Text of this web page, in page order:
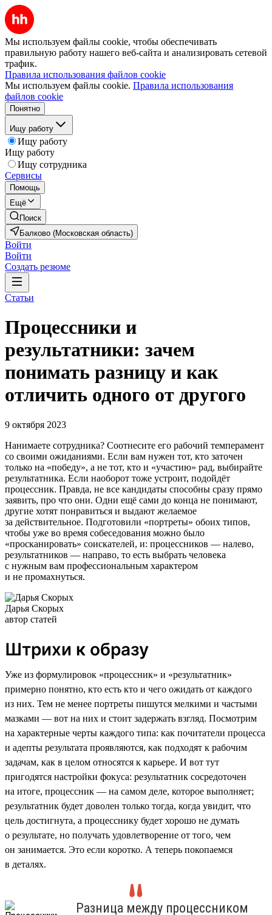
Мы используем файлы cookie, чтобы обеспечивать
правильную работу нашего веб-сайта и анализировать сетевой
трафик.
Правила использования файлов cookie
Мы используем файлы cookie. Правила использования
файлов cookie
Понятно
Ищу работу
Ищу работу
Ищу работу
Ищу сотрудника
Сервисы
Помощь
Ещё
Поиск
Балково (Московская область)
Войти
Войти
Создать резюме
Статьи
Процессники и
результатники: зачем
понимать разницу и как
отличить одного от другого
9 октября 2023
Нанимаете сотрудника? Соотнесите его рабочий темперамент
со своими ожиданиями. Если вам нужен тот, кто заточен
только на «победу», а не тот, кто и «участию» рад, выбирайте
результатника. Если наоборот тоже устроит, подойдёт
процессник. Правда, не все кандидаты способны сразу прямо
заявить, про что они. Одни ещё сами до конца не понимают,
другие хотят понравиться и выдают желаемое
за действительное. Подготовили «портреты» обоих типов,
чтобы уже во время собеседования можно было
«просканировать» соискателей, и: процессников — налево,
результатников — направо, то есть выбрать человека
с нужным вам профессиональным характером
и не промахнуться.
Дарья Скорых
автор статей
Штрихи к образу
Уже из формулировок «процессник» и «результатник»
примерно понятно, кто есть кто и чего ожидать от каждого
из них. Тем не менее портреты пишутся мелкими и частыми
мазками — вот на них и стоит задержать взгляд. Посмотрим
на характерные черты каждого типа: как почитатели процесса
и адепты результата проявляются, как подходят к рабочим
задачам, как в целом относятся к карьере. И вот тут
пригодятся настройки фокуса: результатник сосредоточен
на итоге, процессник — на самом деле, которое выполняет;
результатник будет доволен только тогда, когда увидит, что
цель достигнута, а процесснику будет хорошо не думать
о результате, но получать удовлетворение от того, чем
он занимается. Это если коротко. А теперь покопаемся
в деталях.
Разница между процессником